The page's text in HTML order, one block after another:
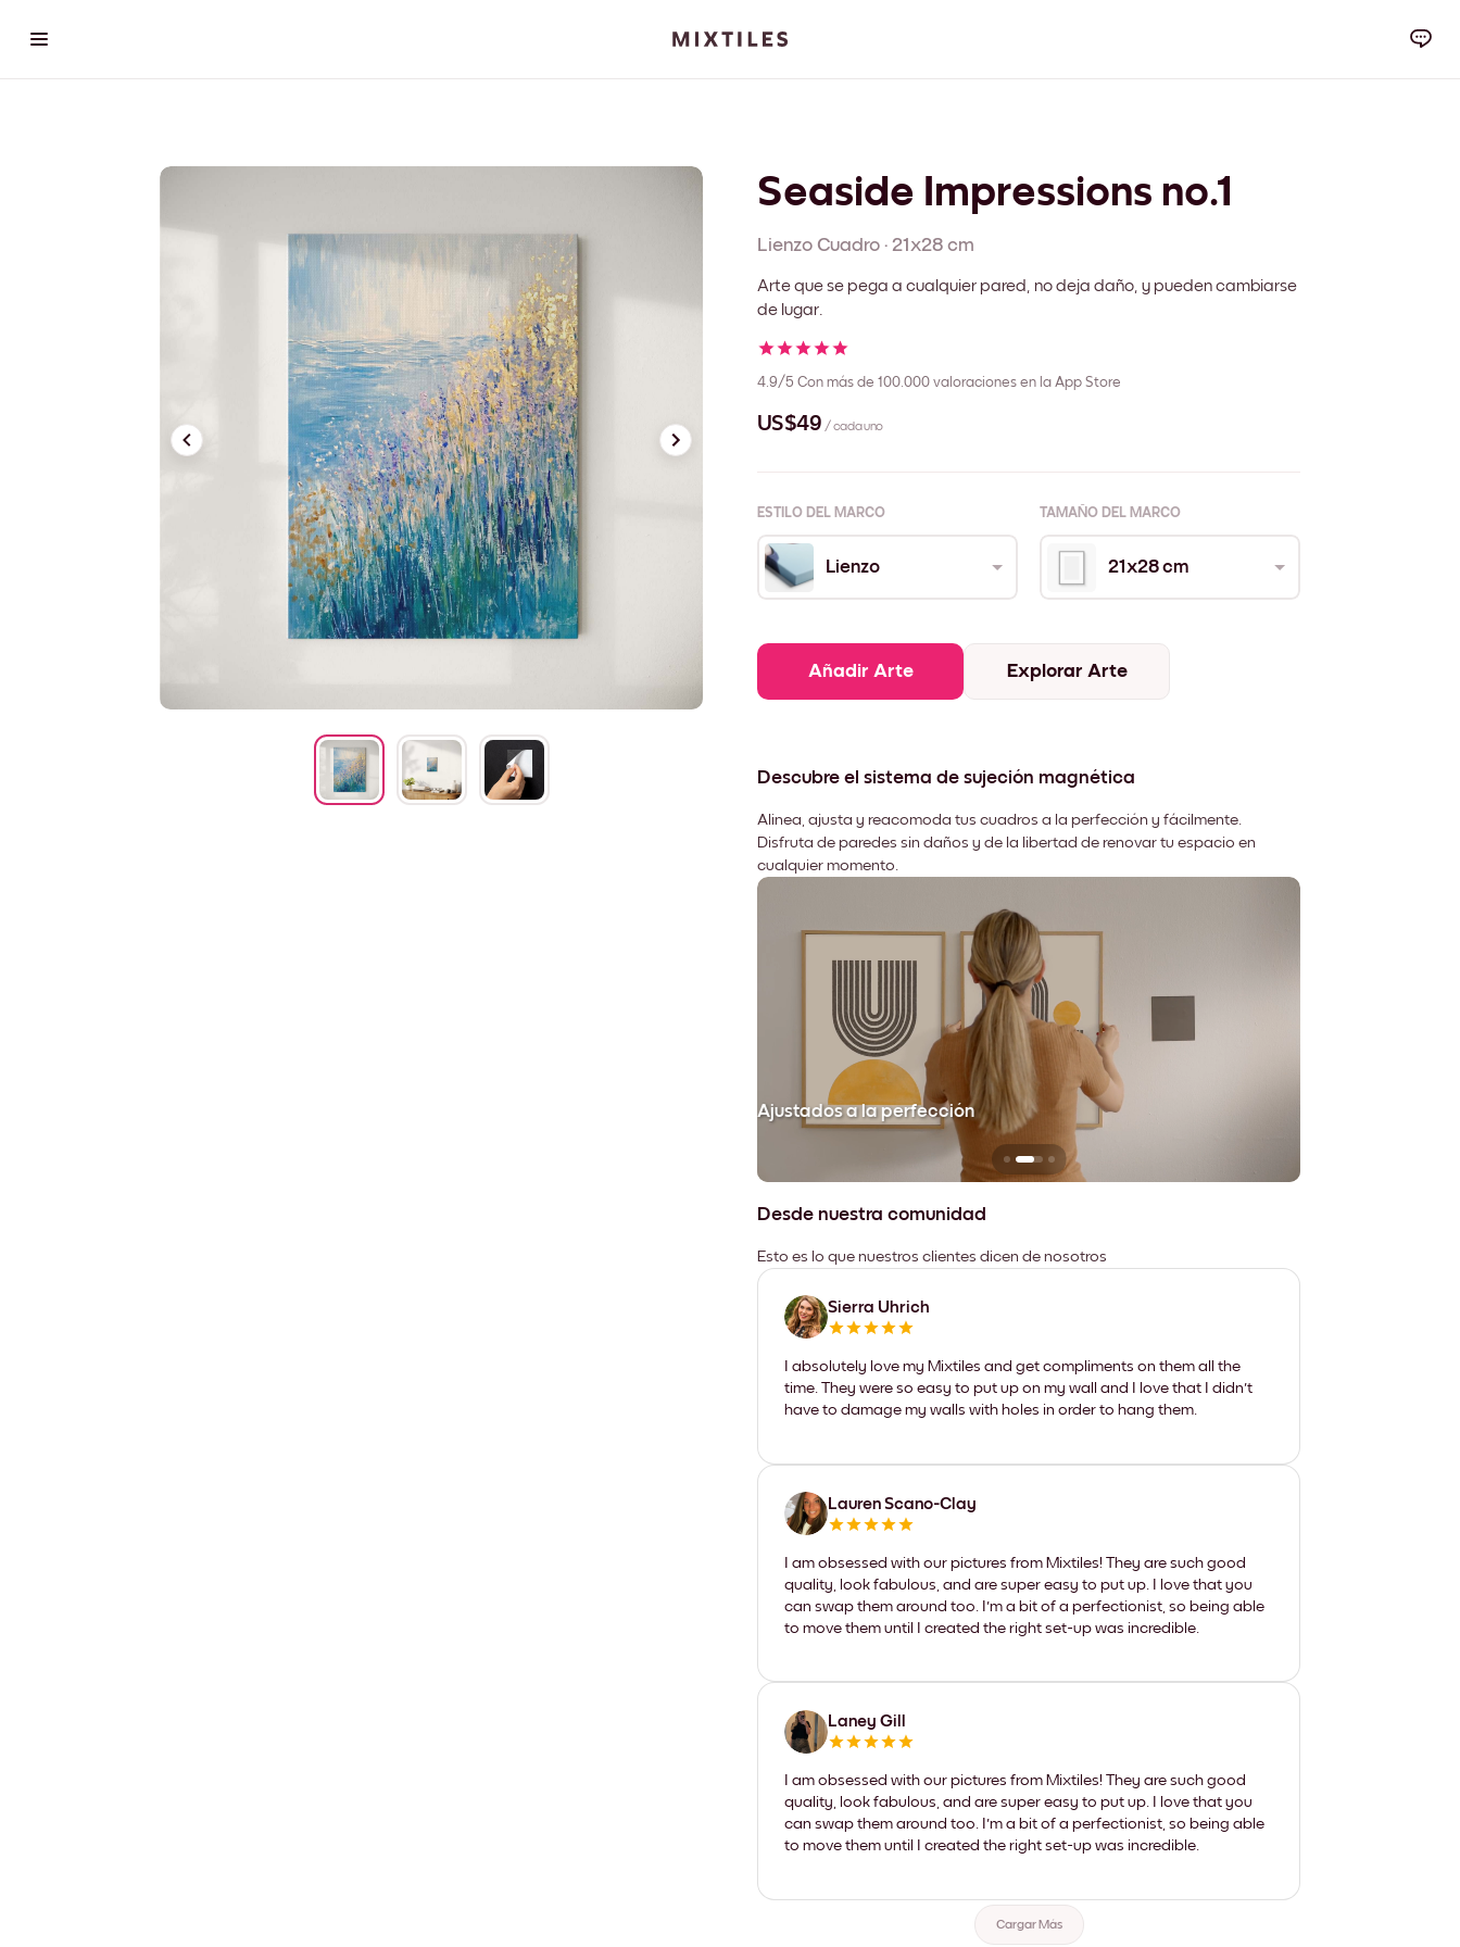
Seaside Impressions no.1
Lienzo Cuadro · 21x28 cm
Arte que se pega a cualquier pared, no deja daño, y pueden cambiarse
de lugar.
4.9/5 Con más de 100.000 valoraciones en la App Store
US$49 / cada uno
ESTILO DEL MARCO TAMAÑO DEL MARCO
Lienzo 21x28 cm
Añadir Arte Explorar Arte
Descubre el sistema de sujeción magnética
Alinea, ajusta y reacomoda tus cuadros a la perfección y fácilmente.
Disfruta de paredes sin daños y de la libertad de renovar tu espacio en
cualquier momento.
Ajustados a la perfección
Desde nuestra comunidad
Esto es lo que nuestros clientes dicen de nosotros
Sierra Uhrich
I absolutely love my Mixtiles and get compliments on them all the
time. They were so easy to put up on my wall and I love that I didn't
have to damage my walls with holes in order to hang them.
Lauren Scano-Clay
I am obsessed with our pictures from Mixtiles! They are such good
quality, look fabulous, and are super easy to put up. I love that you
can swap them around too. I'm a bit of a perfectionist, so being able
to move them until I created the right set-up was incredible.
Laney Gill
I am obsessed with our pictures from Mixtiles! They are such good
quality, look fabulous, and are super easy to put up. I love that you
can swap them around too. I'm a bit of a perfectionist, so being able
to move them until I created the right set-up was incredible.
Cargar Más